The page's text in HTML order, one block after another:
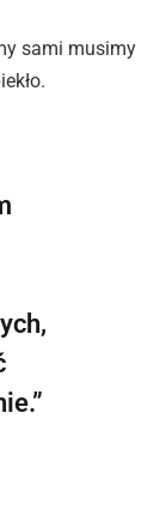
sami musimy